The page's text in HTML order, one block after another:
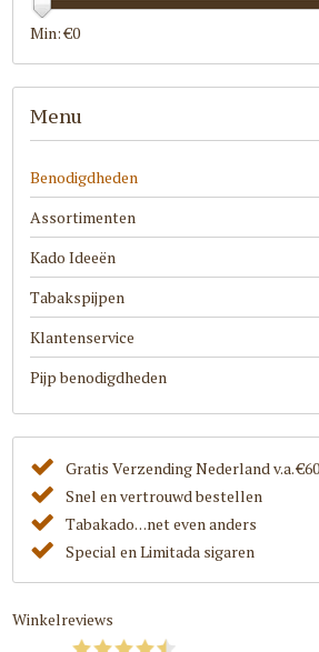
Min: €0
Menu
Benodigdheden
Assortimenten
Kado Ideeën
Tabakspijpen
Klantenservice
Pijp benodigdheden
Gratis Verzending Nederland v.a.
Snel en vertrouwd bestellen
Tabakado. . .net even anders
Special en Limitada sigaren
Winkelreviews